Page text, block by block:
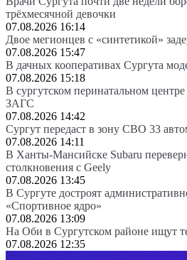
трёхмесячной девочки
07.08.2026 16:14
Двое мегионцев с «синтетикой»
07.08.2026 15:47
В дачных кооперативах Сургута
07.08.2026 15:18
В сургутском перинатальном центре
ЗАГС
07.08.2026 14:42
Сургут передаст в зону СВО 33
07.08.2026 14:11
В Ханты-Мансийске Subaru
столкновения с Geely
07.08.2026 13:45
В Сургуте достроят
«Спортивное ядро»
07.08.2026 13:09
На Оби в Сургутском районе ищут
07.08.2026 12:35